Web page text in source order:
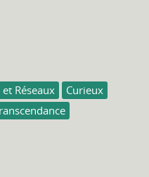
Réseaux
Curieux